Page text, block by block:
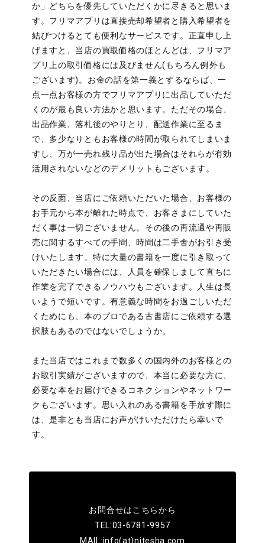
か」どちらを優先していただくかに尽きると思いま
す。フリマアプリは直接売却希望者と購入希望者を
結びつけるとても便利なサービスです。正直申し上
げますと、当店の買取価格のほとんどは、フリマア
プリ上の取引価格には及びません(もちろん例外も
ございます)。お金の話を第一義とするならば、一
点一点お客様の方でフリマアプリに出品していただ
くのが最も良い方法かと思います。ただその場合、
出品作業、落札後のやりとり、配送作業に至るま
で、多少なりともお客様の時間が取られてしまいま
すし、万が一売れ残り品が出た場合はそれらが有効
活用されないなどのデメリットもございます。
その反面、当店にご依頼いただいた場合、お客様の
お手元から本が離れた時点で、お客さまにしていた
だく事は一切ございません。その後の再流通や再販
売に関するすべての手間、時間は二手舎がお引き受
けいたします。特に大量の書籍を一度に引き取って
いただきたい場合には、人員を確保しまして直ちに
作業を完了できるノウハウもございます。人生は長
いようで短いです。有意義な時間をお過ごしいただ
くためにも、本のプロである古書店にご依頼する選
択肢もあるのではないでしょうか。
また当店ではこれまで数多くの国内外のお客様との
お取引実績がございますので、本当に必要な方に、
必要な本をお届けできるコネクションやネットワー
クもございます。思い入れのある書籍を手放す際に
は、是非とも当店にお声がけいただけたら幸いで
す。
お問合せは こちらから
TEL:03-6781-9957
MAIL:info(at)nitesha.com